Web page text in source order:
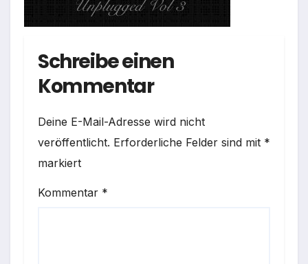
Schreibe einen
Kommentar
Deine E-Mail-Adresse wird nicht
veröffentlicht. Erforderliche Felder sind mit *
markiert
Kommentar *